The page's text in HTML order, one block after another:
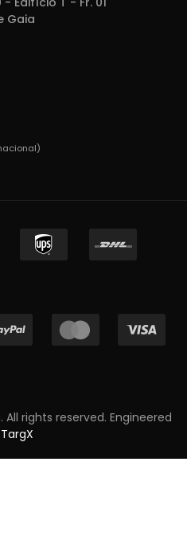
Gaia
rights reserved. Engineered
TargX